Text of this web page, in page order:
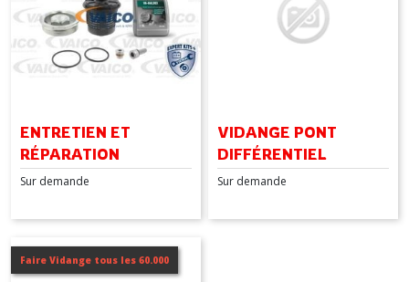
ENTRETIEN ET
RÉPARATION
TRANSMISSION
EMBRAYAGE
MULTIDISQUE
Sur demande
VIDANGE PONT
DIFFÉRENTIEL
Sur demande
Faire Vidange tous les 60.000